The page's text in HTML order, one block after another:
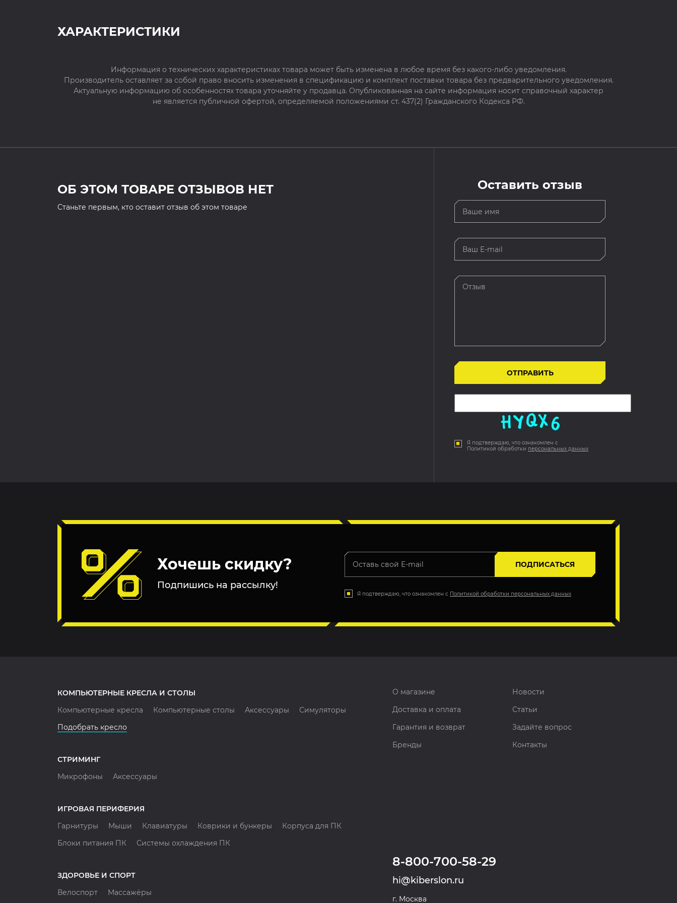
ХАРАКТЕРИСТИКИ
Информация о технических характеристиках товара может быть изменена в любое время без какого-либо уведомления.
Производитель оставляет за собой право вносить изменения в спецификацию и комплект поставки товара без предварительного уведомления.
Актуальную информацию об особенностях товара уточняйте у продавца. Опубликованная на сайте информация носит справочный характер
не является публичной офертой, определяемой положениями ст. 437(2) Гражданского Кодекса РФ.
ОБ ЭТОМ ТОВАРЕ ОТЗЫВОВ НЕТ
Cтаньте первым, кто оставит отзыв об этом товаре
Оставить отзыв
Я подтверждаю, что ознакомлен с
Политикой обработки персональных данных
Хочешь скидку?
Подпишись на рассылку!
ПОДПИСАТЬСЯ
Я подтверждаю, что ознакомлен с Политикой обработки персональных данных
КОМПЬЮТЕРНЫЕ КРЕСЛА И СТОЛЫ
Компьютерные кресла
Компьютерные столы Аксессуары
Симуляторы
Подобрать кресло
СТРИМИНГ
Микрофоны
Аксессуары
ИГРОВАЯ ПЕРИФЕРИЯ
Гарнитуры
Мыши Клавиатуры Коврики и бункеры
Корпуса для ПК
Блоки питания ПК
Системы охлаждения ПК
ЗДОРОВЬЕ И СПОРТ
Велоспорт
Массажёры
О магазине
Новости
Доставка и оплата
Статьи
Гарантия и возврат
Задайте вопрос
Бренды
Контакты
8-800-700-58-29
hi@kiberslon.ru
г. Москва